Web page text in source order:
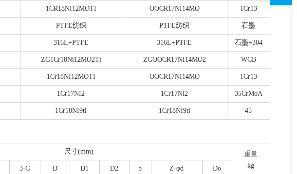
1CR18NI12MOTI OOCR17NI14MO 1Cr13
PTFE纺织 PTFE纺织 石墨
316L+PTFE 316L+PTFE 石墨+304
ZG1Cr18Ni12MO2Ti ZGOOCR17NI14MO2 WCB
1Cr18NI12MOTI OOCR17NI14MO 1Cr13
1Cr17NI2 1Cr17Ni2 35CrMoA
1Cr18NI9ti 1Cr18NI9ti 45
尺寸(mm)
重量
kg
3-G D D1 D2 b Z-φd Do